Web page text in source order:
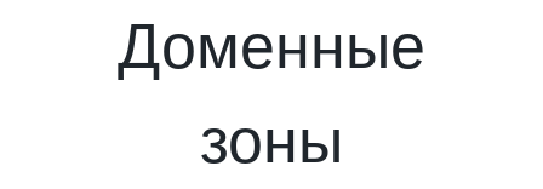
Доменные
зоны